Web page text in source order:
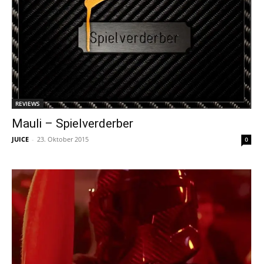
REVIEWS
Mauli – Spielverderber
JUICE - 23. Oktober 2015 0